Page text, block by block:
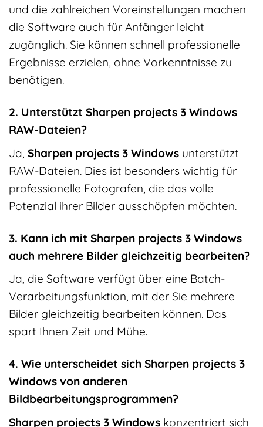
und die zahlreichen Voreinstellungen machen
die Software auch für Anfänger leicht
zugänglich. Sie können schnell professionelle
Ergebnisse erzielen, ohne Vorkenntnisse zu
benötigen.
2. Unterstützt Sharpen projects 3 Windows
RAW-Dateien?
Ja, Sharpen projects 3 Windows unterstützt
RAW-Dateien. Dies ist besonders wichtig für
professionelle Fotografen, die das volle
Potenzial ihrer Bilder ausschöpfen möchten.
3. Kann ich mit Sharpen projects 3 Windows
auch mehrere Bilder gleichzeitig bearbeiten?
Ja, die Software verfügt über eine Batch-
Verarbeitungsfunktion, mit der Sie mehrere
Bilder gleichzeitig bearbeiten können. Das
spart Ihnen Zeit und Mühe.
4. Wie unterscheidet sich Sharpen projects 3
Windows von anderen
Bildbearbeitungsprogrammen?
Sharpen projects 3 Windows konzentriert sich